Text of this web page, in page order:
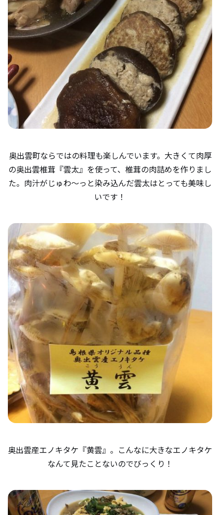
奥出雲町ならではの料理も楽しんでいます。大きくて肉厚
の奥出雲椎茸『雲太』を使って、椎茸の肉詰めを作りまし
た。肉汁がじゅわ～っと染み込んだ雲太はとっても美味し
いです！
奥出雲産エノキタケ『黄雲』。こんなに大きなエノキタケ
なんて見たことないのでびっくり！